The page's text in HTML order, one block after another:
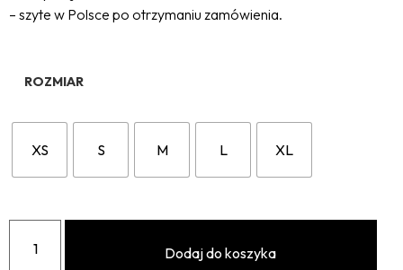
– szyte w Polsce po otrzymaniu zamówienia.
ROZMIAR
XS S M L XL
Dodaj do koszyka